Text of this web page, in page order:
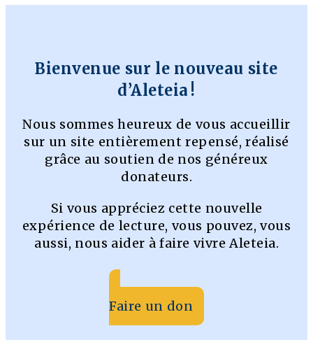
Bienvenue sur le nouveau site
d’Aleteia !
Nous sommes heureux de vous accueillir
sur un site entièrement repensé, réalisé
grâce au soutien de nos généreux
donateurs.
Si vous appréciez cette nouvelle
expérience de lecture, vous pouvez, vous
aussi, nous aider à faire vivre Aleteia.
Faire un don